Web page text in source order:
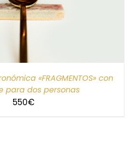
«FRAGMENTOS» con
para dos personas
550€